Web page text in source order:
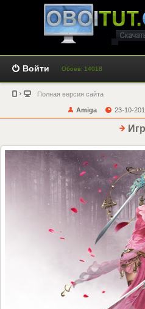
Войти Обоев: 14018
Полная версия сайта
Amiga 23-10-